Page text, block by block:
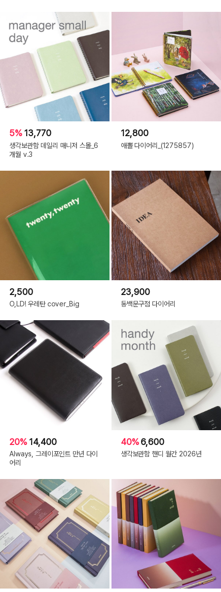
5% 13,770
생각보관함 데일리 매니저 스몰_6
개월 v.3
12,800
애뽈 다이어리_(1275857)
2,500
O,LD! 우레탄 cover_Big
23,900
동백문구점 다이어리
20% 14,400
Always, 그레이포인트 만년 다이
어리
40%6,600
생각보관함 핸디 월간 2026년